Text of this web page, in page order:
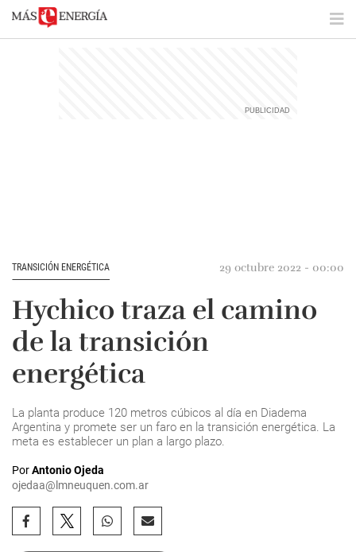
TRANSICIÓN ENERGÉTICA 29 octubre 2022 - 00:00
Hychico traza el camino
de la transición
energética
La planta produce 120 metros cúbicos al día en Diadema
Argentina y promete ser un faro en la transición energética. La
meta es establecer un plan a largo plazo.
PorAntonio Ojeda
ojedaa@lmneuquen.com.ar